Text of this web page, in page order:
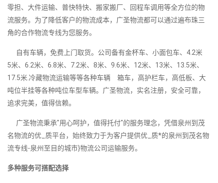
零担、大件运输、普快特快、搬家搬厂、回程车调用等全方位的物
流服务。为了降低客户的物流成本，广圣物流都可以通过遍布珠三
角的合作物流专线为您服务。
自有车辆，免费上门取货。公司备有金杯车、小面包车、4.2米
5米、6.2米、6.8米、7.2米、8米、9.6米、12米、13米、13.5米、
17.5米.冷藏物流运输等等各种车辆 箱车，高护栏车，高低板、大
吨位半挂等各种吨位车型车辆。广圣物流，实名注册，安全可靠，
追求完美，值得信赖。
广圣物流秉承"用心呵护，值得托付"的服务理念，凭借泉州到茂
名物流的优_质平台，始终致力于为客户提供优_质*的泉州到茂名物
流专线-泉州至目的城市}物流公司运输服务。
多种服务可搭配选择